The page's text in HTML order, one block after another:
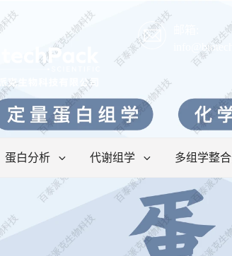
蛋白分析 代谢组学 多组学整